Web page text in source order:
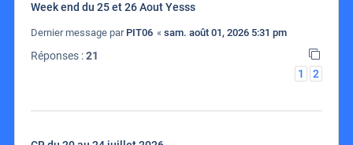
Week end du 25 et 26 Aout Yesss
Dernier message par PIT06 « sam. août 01, 2026 5:31 pm
Réponses :21
1
2